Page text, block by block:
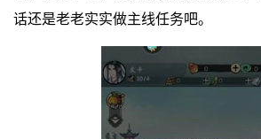
话还是老老实实做主线任务吧。